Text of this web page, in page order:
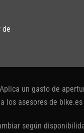
de
un gasto de
los asesores de bike.es
según